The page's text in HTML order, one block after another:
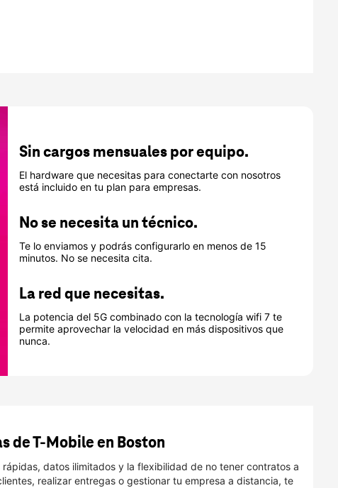
Sin cargos mensuales por equipo.
El hardware que necesitas para conectarte con nosotros
está incluido en tu plan para empresas.
No se necesita un técnico.
Te lo enviamos y podrás configurarlo en menos de 15
minutos. No se necesita cita.
La red que necesitas.
La potencia del 5G combinado con la tecnología wifi 7 te
permite aprovechar la velocidad en más dispositivos que
nunca.
de T-Mobile en Boston
datos ilimitados y la flexibilidad de no tener contratos a
realizar entregas o gestionar tu empresa a distancia, te